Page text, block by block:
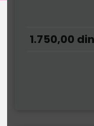
1.750,00